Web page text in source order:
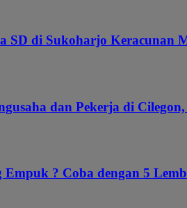
SD di Sukoharjo Keracunan
dan Pekerja di
Empuk ? Coba dengan 5